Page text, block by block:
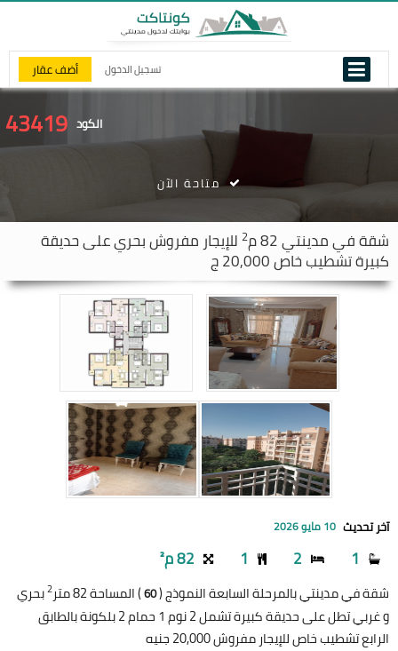
تسجيل الدخول أضف عقار
الكود 43419
شقة فيمدينتي 2 للإيجار مفروش بحري على حديقة
كبيرة تشطيب خاص 20,000 ج
متاحة الآن
آخر تحديث 10 مايو 2026
1
2
1 82 م²
شقة في مدينتي بالمرحلة السابعة النموذج (60) المساحة 82 متر 2بحري
و غربي تطل على حديقة كبيرة تشمل 2 نوم 1 حمام 2 بلكونة بالطابق
الرابع تشطيب خاص للإيجار مفروش 20,000 جنيه